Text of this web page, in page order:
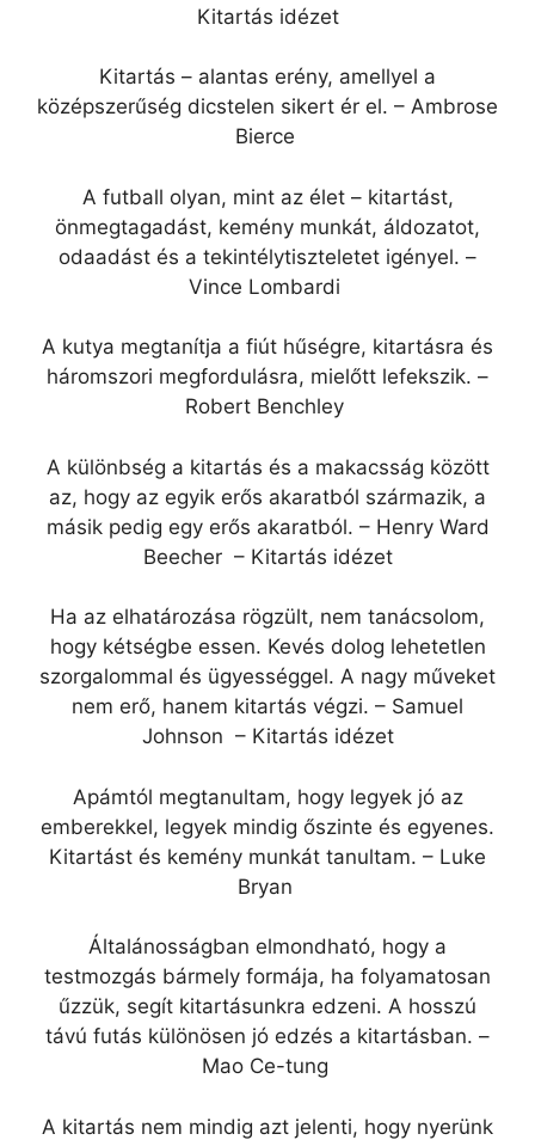
Kitartás idézet
Kitartás – alantas erény, amellyel a
középszerűség dicstelen sikert ér el. – Ambrose
Bierce
A futball olyan, mint az élet – kitartást,
önmegtagadást, kemény munkát, áldozatot,
odaadást és a tekintélytiszteletet igényel. –
Vince Lombardi
A kutya megtanítja a fiút hűségre, kitartásra és
háromszori megfordulásra, mielőtt lefekszik. –
Robert Benchley
A különbség a kitartás és a makacsság között
az, hogy az egyik erős akaratból származik, a
másik pedig egy erős akaratból. – Henry Ward
Beecher – Kitartás idézet
Ha az elhatározása rögzült, nem tanácsolom,
hogy kétségbe essen. Kevés dolog lehetetlen
szorgalommal és ügyességgel. A nagy műveket
nem erő, hanem kitartás végzi. – Samuel
Johnson – Kitartás idézet
Apámtól megtanultam, hogy legyek jó az
emberekkel, legyek mindig őszinte és egyenes.
Kitartást és kemény munkát tanultam. – Luke
Bryan
Általánosságban elmondható, hogy a
testmozgás bármely formája, ha folyamatosan
űzzük, segít kitartásunkra edzeni. A hosszú
távú futás különösen jó edzés a kitartásban. –
Mao Ce-tung
A kitartás nem mindig azt jelenti, hogy nyerünk